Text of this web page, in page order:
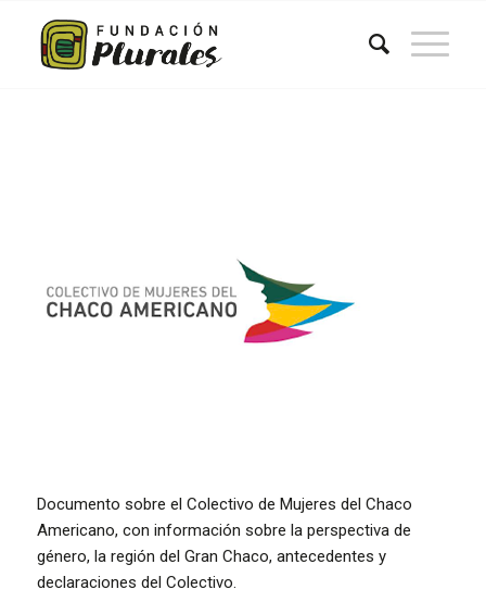
Documento sobre el Colectivo de Mujeres del Chaco
Americano, con información sobre la perspectiva de
género, la región del Gran Chaco, antecedentes y
declaraciones del Colectivo.